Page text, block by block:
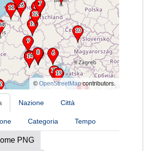
© OpenStreetMapcontributors.
Nazione Città
Categoria Tempo
PNG